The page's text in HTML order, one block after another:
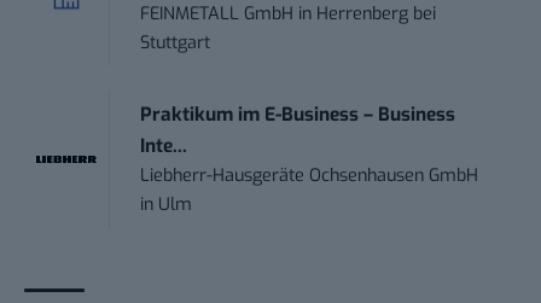
FEINMETALL GmbH in Herrenberg bei
Stuttgart
Praktikum im E-Business – Business
Inte...
Liebherr-Hausgeräte Ochsenhausen GmbH
in Ulm